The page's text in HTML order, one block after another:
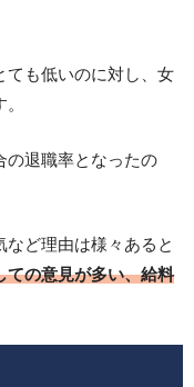
ても低いのに対し、女
の退職率となったの
ど理由は様々あると
ての意見が多い、給料